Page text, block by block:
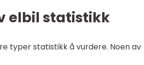
elbil statistikk
typer statistikk å vurdere. Noen av